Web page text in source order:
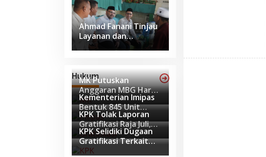
Ahmad Fanani Tinjau
Layanan dan
Pembinaan Warga
Hukum
MK Putuskan
Anggaran MBG Harus
Dipisah dari Dana
Pendidikan Mulai
APBN 2028
Kementerian Imipas
Bentuk 845 Unit
Pengendalian
Gratifikasi untuk
Perkuat Integritas
KPK Tolak Laporan
Gratifikasi Raja Juli,
Perkara Sudah Masuk
Tahap Penyidikan
KPK Selidiki Dugaan
Gratifikasi Terkait
Amplop untuk